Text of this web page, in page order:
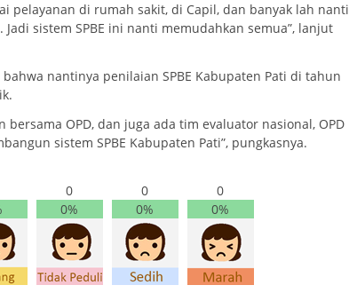
pelayanan di rumah sakit, di Capil, dan banyak lah nanti
sistem SPBE ini nanti memudahkan semua”, lanjut
nantinya penilaian SPBE Kabupaten Pati di tahun
OPD, dan juga ada tim evaluator nasional, OPD
sistem SPBE Kabupaten Pati”, pungkasnya.
0
0%
0
0%
0
0%